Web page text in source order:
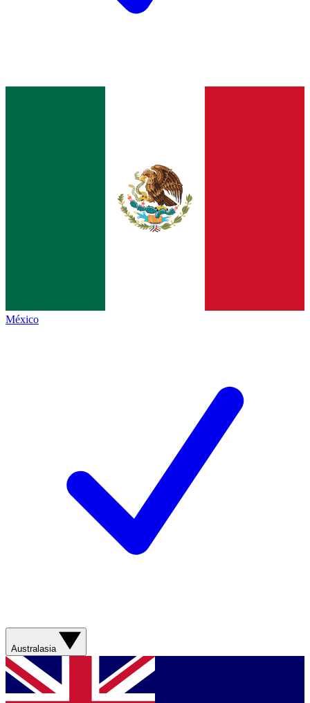
México
Australasia